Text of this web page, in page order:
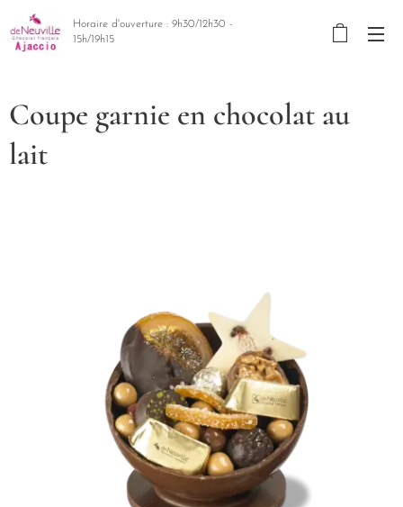
Horaire d'ouverture : 9h30/12h30 -
15h/19h15
Coupe garnie en chocolat au
lait